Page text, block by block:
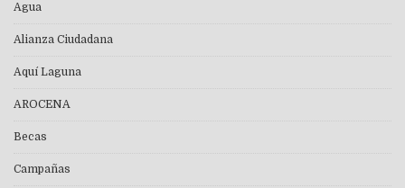
Agua
Alianza Ciudadana
Aquí Laguna
AROCENA
Becas
Campañas